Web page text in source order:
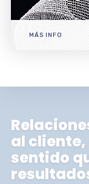
MÁS INFO
al
sentido